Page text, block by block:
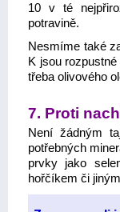
10 v té
potravině.
Nesmíme také
K jsou
třeba olivového
7. Proti
Není žádným
potřebných
prvky jako
hořčíkem či